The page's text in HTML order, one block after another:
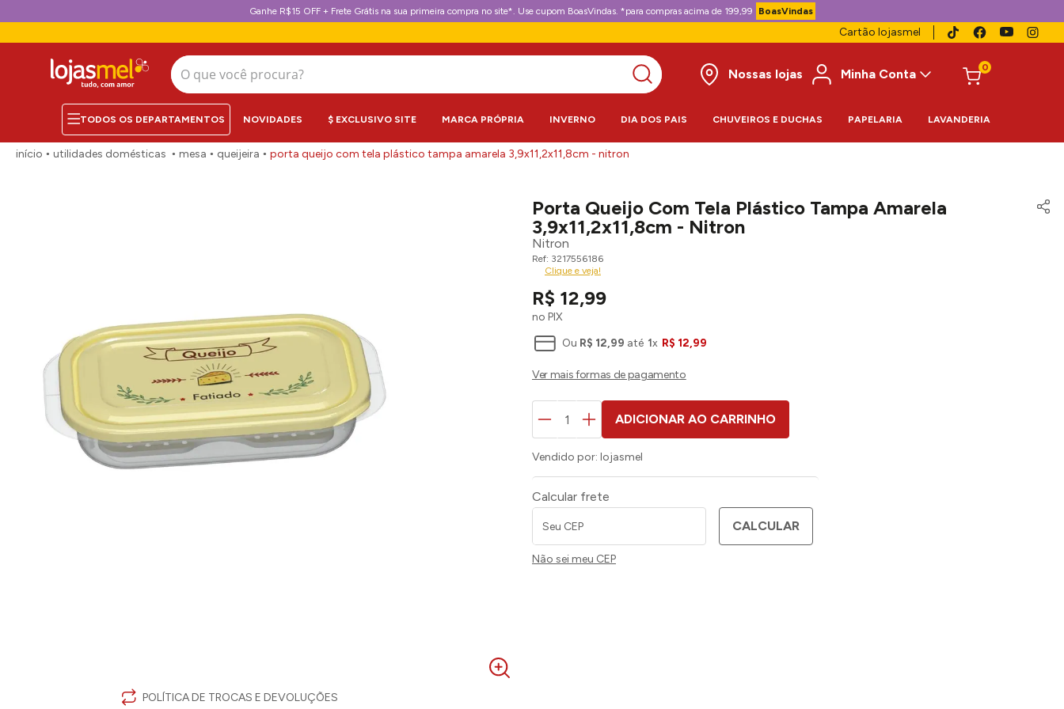
Ganhe R$15 OFF + Frete Grátis na sua primeira compra no site*. Use cupom BoasVindas. *para compras acima de 199,99 BoasVindas
Cartão lojasmel
O que você procura?
Nossas lojas
Minha Conta 0
NOVIDADES $ EXCLUSIVO SITE MARCA PRÓPRIA INVERNO DIA DOS PAIS CHUVEIROS E DUCHAS PAPELARIA LAVANDERIA
utilidades domésticas mesa queijeira porta queijo com tela plástico tampa amarela 3,9x11,2x11,8cm - nitron
POLÍTICA DE TROCAS E DEVOLUÇÕES
Porta Queijo Com Tela Plástico Tampa Amarela
3,9x11,2x11,8cm - Nitron
Nitron
3217556186
Clique e veja!
R$ 12,99
no PIX
Ou R$ 12,99 até 1x R$ 12,99
ADICIONAR AO CARRINHO
Vendido por: lojasmel
Calcular frete
CALCULAR
Não sei meu CEP